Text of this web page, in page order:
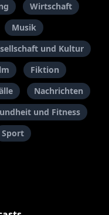
Wirtschaft
Musik
und Kultur
Fiktion
Nachrichten
und Fitness
Sport